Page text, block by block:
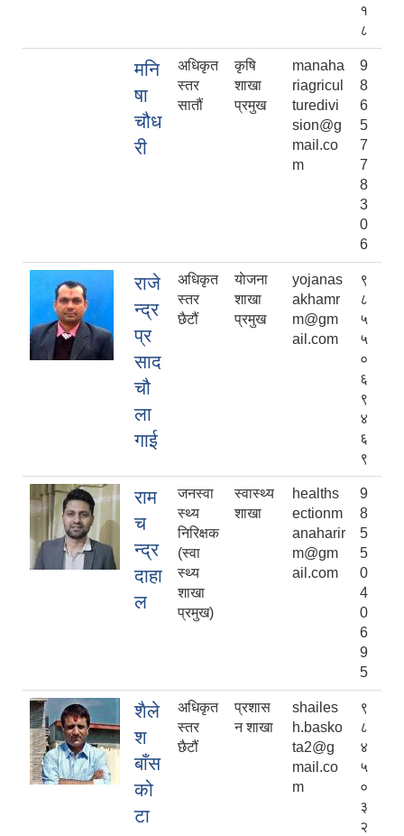
१
८
मनि
षा
चौध
री
अधिकृत
स्तर
सातौं
कृषि
शाखा
प्रमुख
manaha
riagricul
turedivi
sion@g
mail.co
m
9
8
6
5
7
7
8
3
0
6
राजे
न्द्र
प्र
साद
चौ
ला
गाई
अधिकृत
स्तर
छैटौं
याेजना
शाखा
प्रमुख
yojanas
akhamr
m@gm
ail.com
९
८
५
५
०
६
९
४
६
९
राम
च
न्द्र
दाहा
ल
जनस्वा
स्थ्य
निरिक्षक
(स्वा
स्थ्य
शाखा
प्रमुख)
स्वास्थ्य
शाखा
healths
ectionm
anaharir
m@gm
ail.com
9
8
5
5
0
4
0
6
9
5
शैले
श
बाँस
को
टा
अधिकृत
स्तर
छैटौं
प्रशास
न शाखा
shailes
h.basko
ta2@g
mail.co
m
९
८
४
५
०
३
२